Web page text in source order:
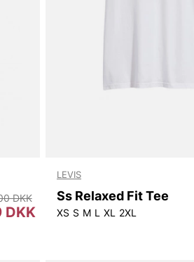
DKK
DKK
LEVIS
Ss Relaxed Fit Tee
XS S M L XL 2XL